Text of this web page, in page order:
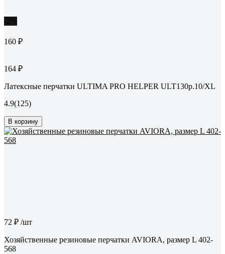
160 ₽
164 ₽
Латексные перчатки ULTIMA PRO HELPER ULT130р.10/XL
4.9(125)
В корзину
72 ₽ /шт
Хозяйственные резиновые перчатки AVIORA, размер L 402-
568